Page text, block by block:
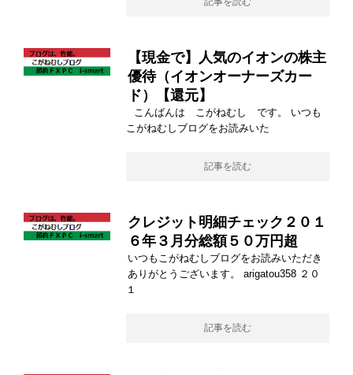
【現金で】人気のイオンの株主
優待（イオンオーナーズカー
ド）【還元】
こんばんは こがねむし です。 いつも
こがねむしブログをお読みいた
記事を読む
クレジット明細チェック２０１
６年３月分総額５０万円超
いつもこがねむしブログをお読みいただき
ありがとうございます。 arigatou358 ２０
１
記事を読む